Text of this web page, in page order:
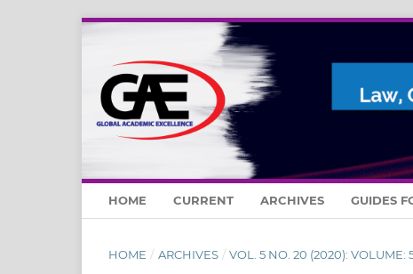
HOME CURRENT ARCHIVES GUIDES
HOME / ARCHIVES / VOL. 5 NO. 20 (2020): VOLUME: